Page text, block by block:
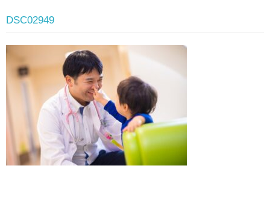
DSC02949